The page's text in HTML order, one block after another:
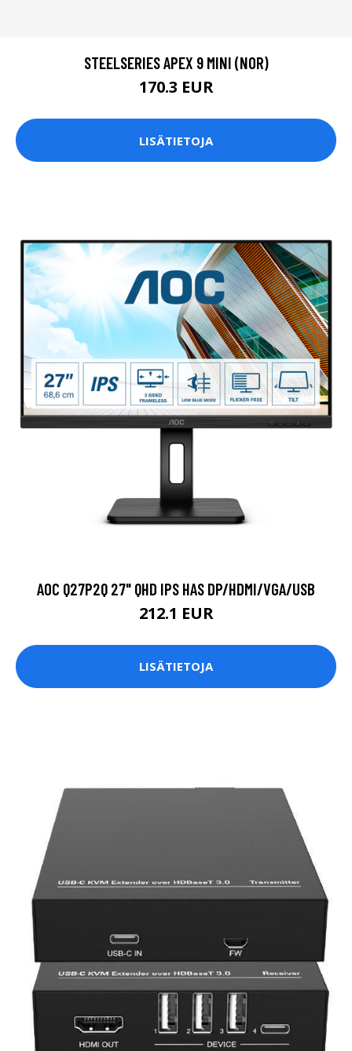
STEELSERIES APEX 9 MINI (NOR)
170.3 EUR
LISÄTIETOJA
AOC Q27P2Q 27" QHD IPS HAS DP/HDMI/VGA/USB
212.1 EUR
LISÄTIETOJA